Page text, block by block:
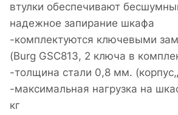
втулки обеспечивают
надежное запирание шкафа
-комплектуются ключевыми
(Burg GSC813, 2 ключа в
-толщина стали 0,8 мм.
-максимальная нагрузка на
кг